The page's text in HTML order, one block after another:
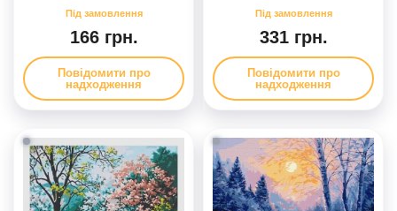
166 грн.
Повідомити про
надходження
331 грн.
Повідомити про
надходження